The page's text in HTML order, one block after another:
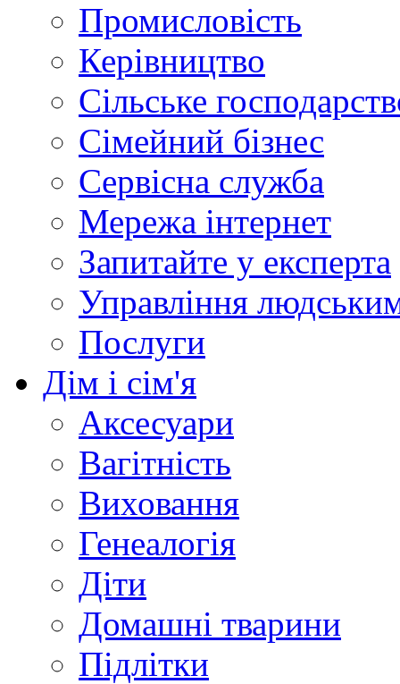
Промисловість
Керівництво
Сільське
Сімейний бізнес
Сервісна служба
Мережа інтернет
Запитайте у експерта
Управління
Послуги
Дім і сім'я
Аксесуари
Вагітність
Виховання
Генеалогія
Діти
Домашні тварини
Підлітки